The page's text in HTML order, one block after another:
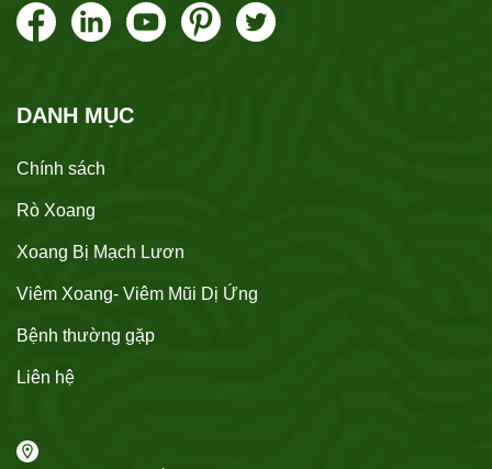
DANH MỤC
Chính sách
Rò Xoang
Xoang Bị Mạch Lươn
Viêm Xoang- Viêm Mũi Dị Ứng
Bệnh thường gặp
Liên hệ